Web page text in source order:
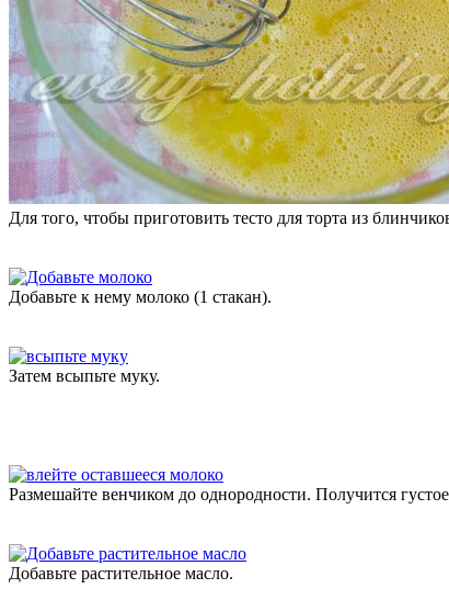
Для того, чтобы приготовить тесто для торта из
Добавьте к нему молоко (1 стакан).
Затем всыпьте муку.
Размешайте венчиком до однородности. Получится
Добавьте растительное масло.